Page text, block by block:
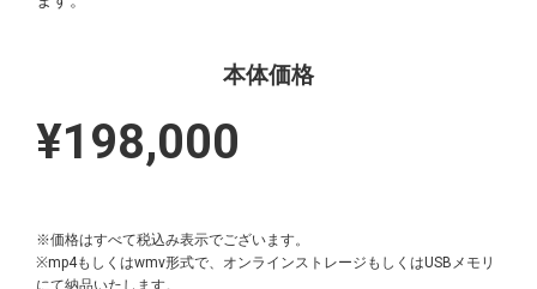
本体価格
¥198,000
※価格はすべて税込み表示でございます。
※mp4もしくはwmv形式で、オンラインストレージもしくはUSBメモリ